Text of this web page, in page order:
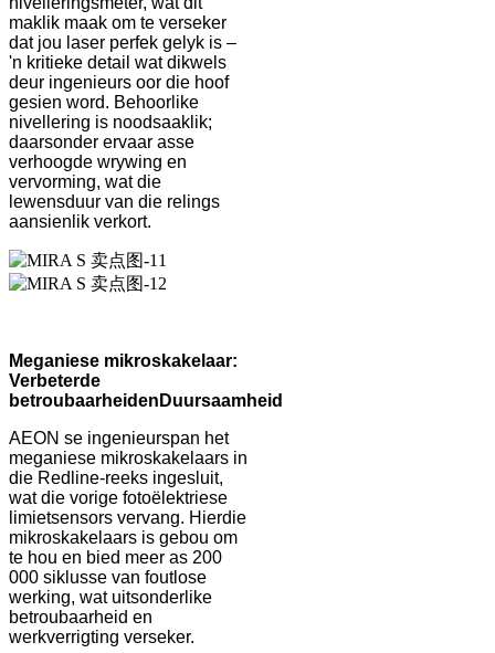
maklik maak om te verseker
dat jou laser perfek gelyk is –
'n kritieke detail wat dikwels
deur ingenieurs oor die hoof
gesien word. Behoorlike
nivellering is noodsaaklik;
daarsonder ervaar asse
verhoogde wrywing en
vervorming, wat die
lewensduur van die relings
aansienlik verkort.
Meganiese mikroskakelaar:
Verbeterde
betroubaarheiden Duursaamheid
AEON se ingenieurspan het
meganiese mikroskakelaars in
die Redline-reeks ingesluit,
wat die vorige fotoëlektriese
limietsensors vervang. Hierdie
mikroskakelaars is gebou om
te hou en bied meer as 200
000 siklusse van foutlose
werking, wat uitsonderlike
betroubaarheid en
werkverrigting verseker.